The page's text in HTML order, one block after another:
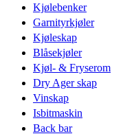
Kjølebenker
Garnityrkjøler
Kjøleskap
Blåsekjøler
Kjøl- & Fryserom
Dry Ager skap
Vinskap
Isbitmaskin
Back bar